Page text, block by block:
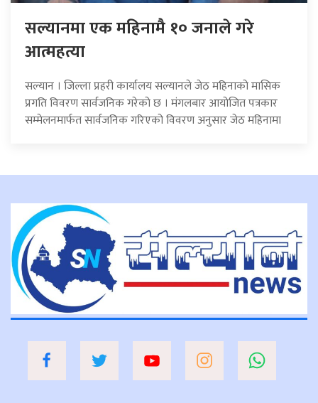
सल्यानमा एक महिनामै १० जनाले गरे
आत्महत्या
सल्यान । जिल्ला प्रहरी कार्यालय सल्यानले जेठ महिनाको मासिक
प्रगति विवरण सार्वजनिक गरेको छ । मंगलबार आयोजित पत्रकार
सम्मेलनमार्फत सार्वजनिक गरिएको विवरण अनुसार जेठ महिनामा